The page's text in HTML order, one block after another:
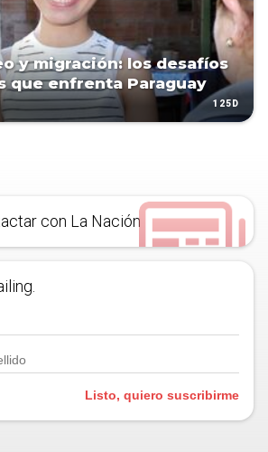
y migración: los desafíos
que enfrenta Paraguay
125D
con La Nación
Listo, quiero suscribirme